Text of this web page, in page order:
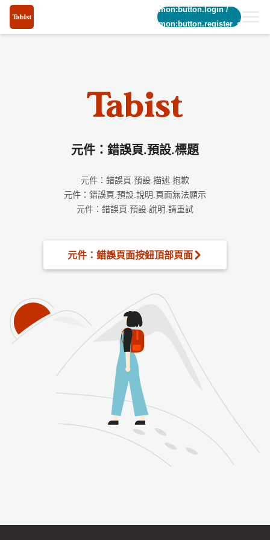
common:button.login/
common:button.register_short
元件：錯誤頁.預設.標題
元件：錯誤頁.預設.描述.抱歉
元件：錯誤頁.預設.說明.頁面無法顯示
元件：錯誤頁.預設.說明.請重試
元件：錯誤頁面按鈕頂部頁面